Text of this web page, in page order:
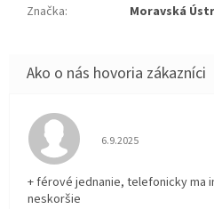
Značka: Moravská
Hodnotenie obchodu
6.9.2025
+ férové jednanie, telefonicky ma
neskoršie